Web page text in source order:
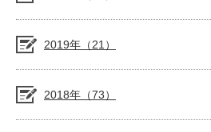
2019年（21）
2018年（73）